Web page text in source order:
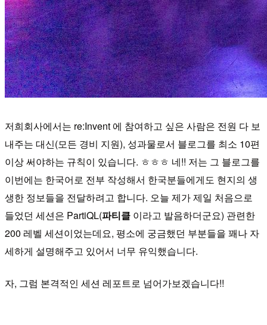
저희회사에서는 re:Invent 에 참여하고 싶은 사람은 전원 다 보
내주는 대신(모든 경비 지원), 성과물로서 블로그를 최소 10편
이상 써야하는 규칙이 있습니다. ㅎㅎㅎ 네!! 저는 그 블로그를
이번에는 한국어로 전부 작성해서 한국분들에게도 현지의 생
생한 정보들을 전달하려고 합니다. 오늘 제가 제일 처음으로
들었던 세션은 PartiQL(파티클 이라고 발음하더군요) 관련한
200 레벨 세션이었는데요, 평소에 궁금했던 부분들을 꽤나 자
세하게 설명해주고 있어서 너무 유익했습니다.
자, 그럼 본격적인 세션 레포트로 넘어가보겠습니다!!